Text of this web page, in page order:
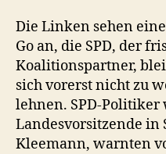
Die Linken sehen
Go an, die SPD, der
Koalitionspartner,
sich vorerst nicht zu
lehnen. SPD-Politiker
Landesvorsitzende in
Kleemann, warnten